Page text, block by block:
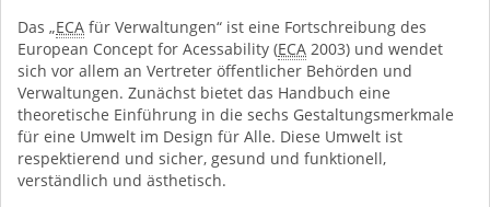
Das „ECA für Verwaltungen“ ist eine Fortschreibung des
European Concept for Acessability (ECA 2003) und wendet
sich vor allem an Vertreter öffentlicher Behörden und
Verwaltungen. Zunächst bietet das Handbuch eine
theoretische Einführung in die sechs Gestaltungsmerkmale
für eine Umwelt im Design für Alle. Diese Umwelt ist
respektierend und sicher, gesund und funktionell,
verständlich und ästhetisch.